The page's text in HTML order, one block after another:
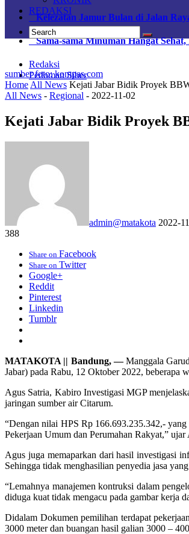
Kelezatan Jamur Bulan di Jalan
Sama-sama Minuman Hangat Sehat,
Redaksi
Pedoman Siber
REDAKSI
sumber foto: kompas.com
Home All News Kejati Jabar Bidik Proyek
All News - Regional - 2022-11-02
Kejati Jabar Bidik Proyek
admin@matakota 2022-
388
Share on Facebook
Share on Twitter
Google+
Reddit
Pinterest
Linkedin
Tumblr
MATAKOTA || Bandung, —Manggala
Jabar) pada Rabu, 12 Oktober 2022, beberapa
Agus Satria, Kabiro Investigasi MGP
jaringan sumber air Citarum.
“Dengan nilai HPS Rp 166.693.235.342,-
Pekerjaan Umum dan Perumahan Rakyat,”
Agus juga memaparkan dari hasil investigasi
Sehingga tidak menghasilian penyedia jasa
“Lemahnya manajemen kontruksi dalam
diduga kuat tidak mengacu pada gambar kerja
Didalam Dokumen pemilihan terdapat
3000 meter dan buangan hasil galian 3000 –